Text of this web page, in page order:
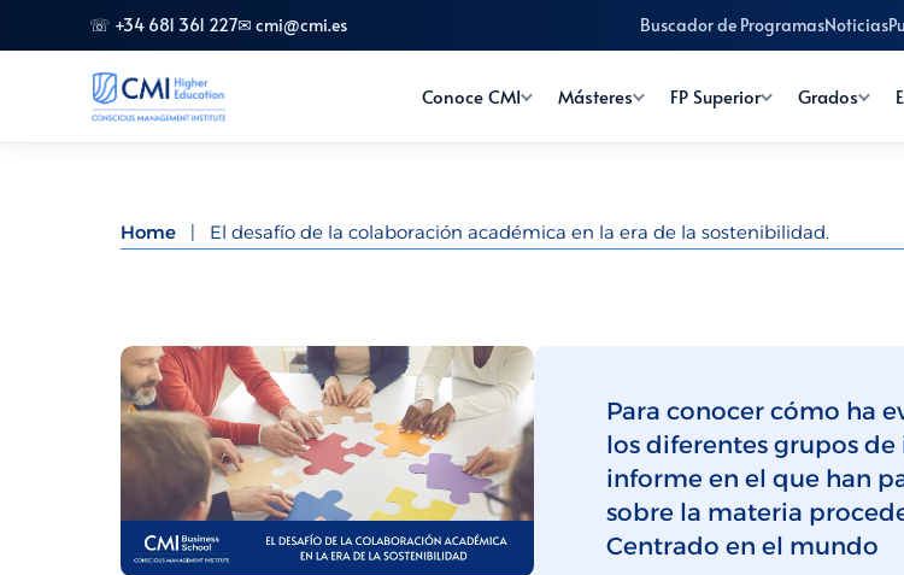
☏ +34 681 361 227✉ cmi@cmi.es Buscador de ProgramasNoticias
Conoce CMI Másteres FP Superior Grados
Home | El desafío de la colaboración académica en la era de la sostenibilidad.
Para conocer cómo ha
los diferentes grupos
informe en el que han
sobre la materia
Centrado en el mundo